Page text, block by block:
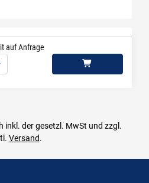
auf Anfrage
inkl. der gesetzl. MwSt und zzgl.
Versand.